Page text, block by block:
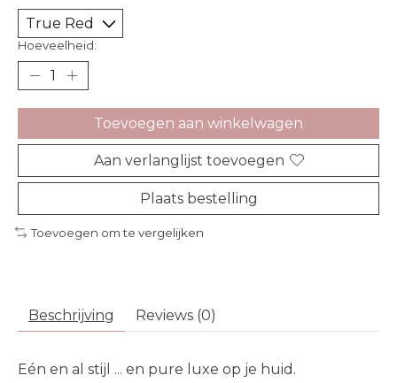
Hoeveelheid:
Toevoegen aan winkelwagen
Aan verlanglijst toevoegen
Plaats bestelling
Toevoegen om te vergelijken
Beschrijving Reviews (0)
Eén en al stijl ... en pure luxe op je huid.